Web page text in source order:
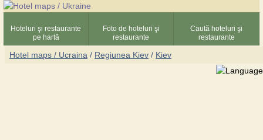
Hoteluri şi restaurante
pe hartă
Foto de hoteluri şi
restaurante
Caută hoteluri şi
restaurante
Hotel maps / Ucraina / Regiunea Kiev / Kiev